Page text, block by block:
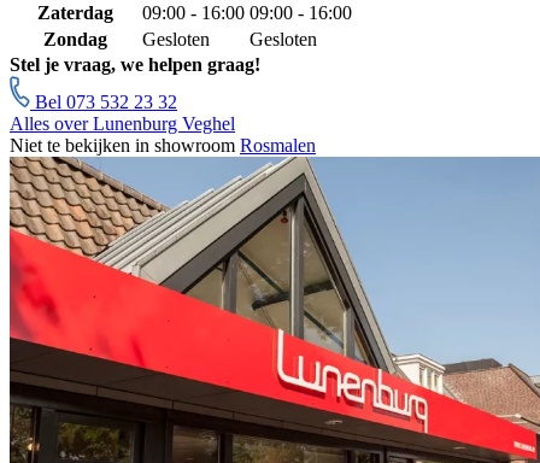
Zaterdag
09:00 - 16:00 09:00 - 16:00
Zondag
Gesloten
Gesloten
Stel je vraag, we helpen graag!
Bel 073 532 23 32
Alles over Lunenburg Veghel
Niet te bekijken in showroom Rosmalen